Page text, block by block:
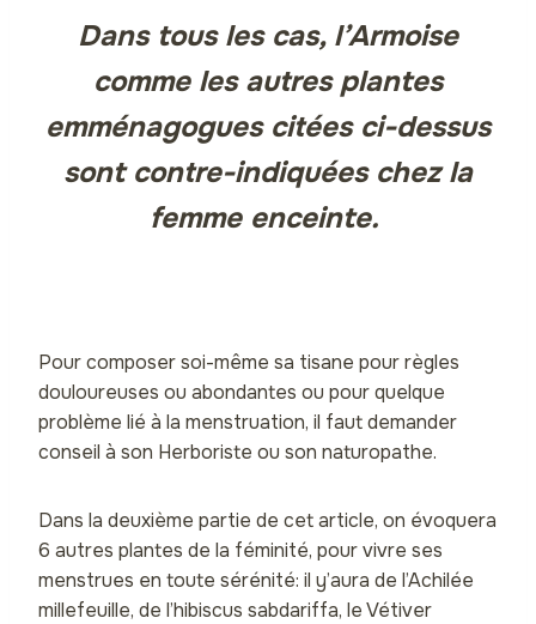
Dans tous les cas, l’Armoise
comme les autres plantes
emménagogues citées ci-dessus
sont contre-indiquées chez la
femme enceinte.
Pour composer soi-même sa tisane pour règles
douloureuses ou abondantes ou pour quelque
problème lié à la menstruation, il faut demander
conseil à son Herboriste ou son naturopathe.
Dans la deuxième partie de cet article, on évoquera
6 autres plantes de la féminité, pour vivre ses
menstrues en toute sérénité: il y’aura de l’Achilée
millefeuille, de l’hibiscus sabdariffa, le Vétiver